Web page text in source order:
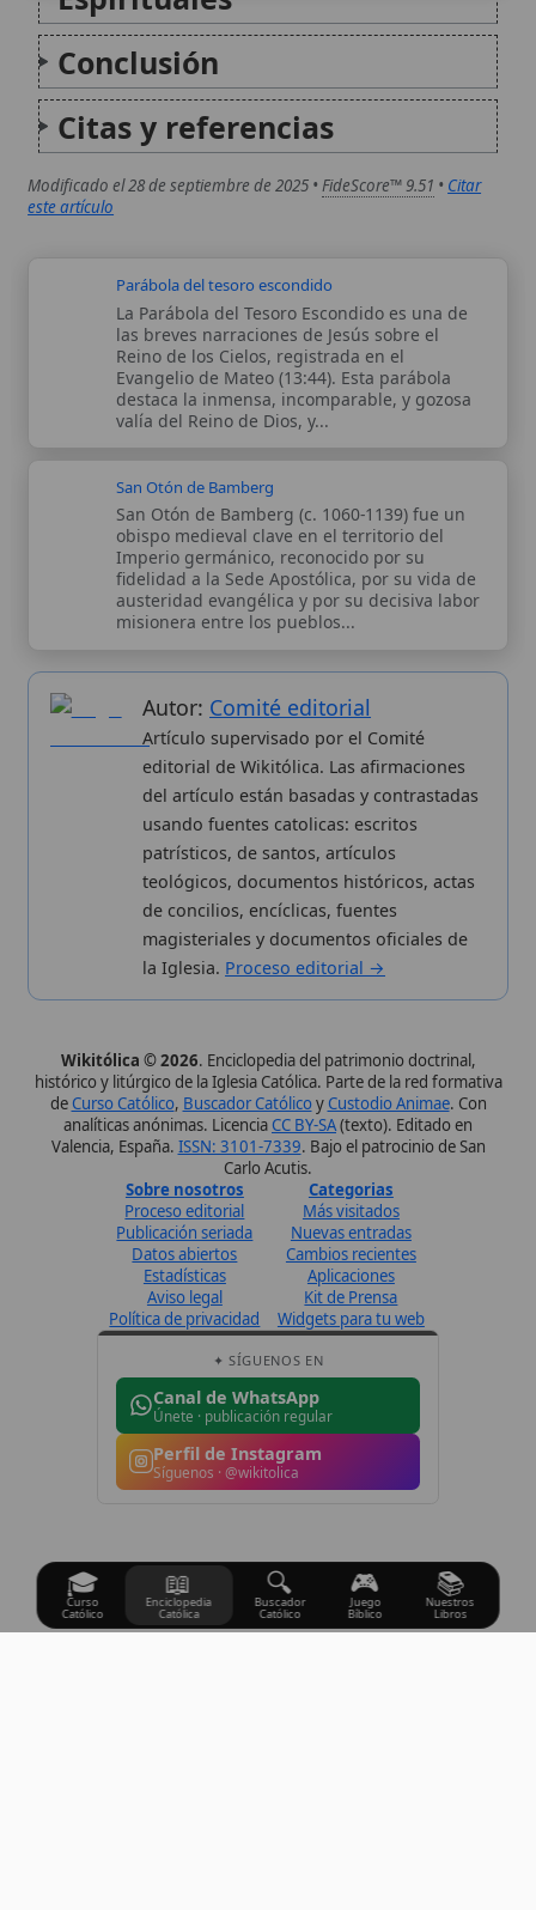
La Parábola del Tesoro Escondido es una de
las breves narraciones de Jesús sobre el
Reino de los Cielos, registrada en el
Evangelio de Mateo (13:44). Esta parábola
destaca la inmensa, incomparable, y gozosa
Imperio germánico, reconocido por su
fidelidad a la Sede Apostólica, por su vida de
austeridad evangélica y por su decisiva labor
misionera entre los pueblos...
Autor:Comité editorial
editorial de Wikitólica. Las afirmaciones
del artículo están basadas y contrastadas
usando fuentes catolicas: escritos
patrísticos, de santos, artículos
teológicos, documentos históricos, actas
de concilios, encíclicas, fuentes
magisteriales y documentos oficiales de
Wikitólica © 2026. Enciclopedia del patrimonio doctrinal,
histórico y litúrgico de la Iglesia Católica. Parte de la red formativa
Curso Católico ,Buscador Católico y Custodio Animae . Con
analíticas anónimas. LicenciaCC BY-SA(texto). Editado en
Valencia, España.ISSN: 3101-7339 . Bajo el patrocinio de San
Carlo Acutis.
Sobre nosotros
Proceso editorial
Publicación seriada
Estadísticas
Aviso legal
Política de privacidad
Categorias
Más visitados
Nuevas entradas
Cambios recientes
Aplicaciones
Kit de Prensa
Widgets para tu web
Canal de WhatsApp
Únete · publicación regular
Perfil de Instagram
Síguenos · @wikitolica